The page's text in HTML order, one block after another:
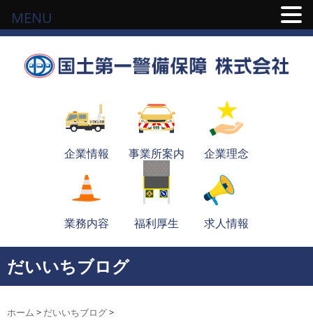
企業情報 事業所案内 企業理念
業務内容 福利厚生 求人情報
だいいちブログ
ホーム > だいいちブログ>
MENU